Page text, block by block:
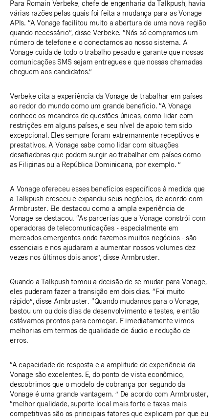
Para Romain Verbeke, chefe de engenharia da Talkpush, havia
várias razões pelas quais foi feita a mudança para as Vonage
APIs. “A Vonage facilitou muito a abertura de uma nova região
quando necessário”, disse Verbeke. “Nós só compramos um
número de telefone e o conectamos ao nosso sistema. A
Vonage cuida de todo o trabalho pesado e garante que nossas
comunicações SMS sejam entregues e que nossas chamadas
cheguem aos candidatos.”
Verbeke cita a experiência da Vonage de trabalhar em países
ao redor do mundo como um grande benefício. “A Vonage
conhece os meandros de questões únicas, como lidar com
restrições em alguns países, e seu nível de apoio tem sido
excepcional. Eles sempre foram extremamente receptivos e
prestativos. A Vonage sabe como lidar com situações
desafiadoras que podem surgir ao trabalhar em países como
as Filipinas ou a República Dominicana, por exemplo. ”
A Vonage ofereceu esses benefícios específicos à medida que
a Talkpush cresceu e expandiu seus negócios, de acordo com
Armbruster. Ele destacou como a ampla experiência de
Vonage se destacou. “As parcerias que a Vonage constrói com
operadoras de telecomunicações - especialmente em
mercados emergentes onde fazemos muitos negócios - são
essenciais e nos ajudaram a aumentar nossos volumes dez
vezes nos últimos dois anos”, disse Armbruster.
Quando a Talkpush tomou a decisão de se mudar para Vonage,
eles puderam fazer a transição em dois dias. “Foi muito
rápido”, disse Ambruster. “Quando mudamos para o Vonage,
bastou um ou dois dias de desenvolvimento e testes, e então
estávamos prontos para começar. E imediatamente vimos
melhorias em termos de qualidade de áudio e redução de
erros.
“A capacidade de resposta e a amplitude de experiência da
Vonage são excelentes. E, do ponto de vista econômico,
descobrimos que o modelo de cobrança por segundo da
Vonage é uma grande vantagem. ” De acordo com Armbruster,
“melhor qualidade, suporte local mais forte e taxas mais
competitivas são os principais fatores que explicam por que eu